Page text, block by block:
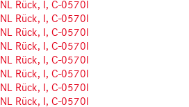
NL Rück, I, C-0570l
NL Rück, I, C-0570l
NL Rück, I, C-0570l
NL Rück, I, C-0570l
NL Rück, I, C-0570l
NL Rück, I, C-0570l
NL Rück, I, C-0570l
NL Rück, I, C-0570l